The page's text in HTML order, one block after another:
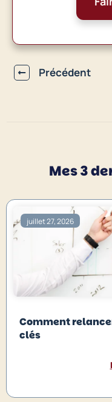
Précédent
Mes 3
juillet 27, 2026
Comment
clés